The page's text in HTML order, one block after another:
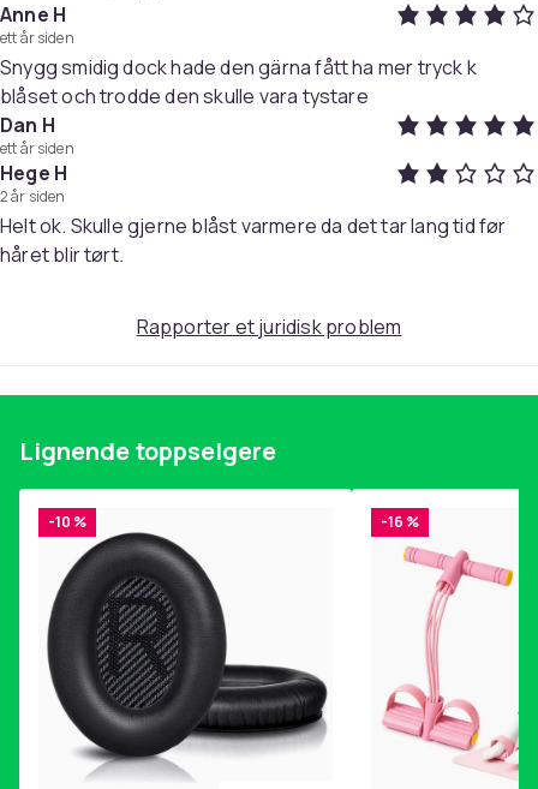
Pakken inkluderer:
1 x hårføner
1 x diffuser
2 x munnstykker for styling
Farge
Black
Vekt, gram
960
7fd9c8f3-8baf-4fe7-9580-d3540826b3b3
Anne H
ett år siden
Snygg smidig dock hade den gärna fått ha mer tryck k
blåset och trodde den skulle vara tystare
Dan H
ett år siden
Hege H
2 år siden
Helt ok. Skulle gjerne blåst varmere da det tar lang tid før
håret blir tørt.
Rapporter et juridisk problem
Lignende toppselgere
-10 % -16 %